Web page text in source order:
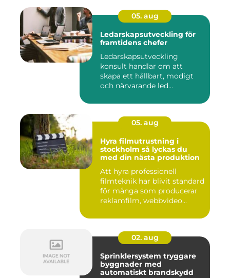
05. aug
Ledarskapsutveckling för
framtidens chefer
Ledarskapsutveckling
konsult handlar om att
skapa ett hållbart, modigt
och närvarande led...
05. aug
Hyra filmutrustning i
stockholm så lyckas du
med din nästa produktion
Att hyra professionell
filmteknik har blivit standard
för många som producerar
reklamfilm, webbvideo...
02. aug
Sprinklersystem tryggare
byggnader med
automatiskt brandskydd